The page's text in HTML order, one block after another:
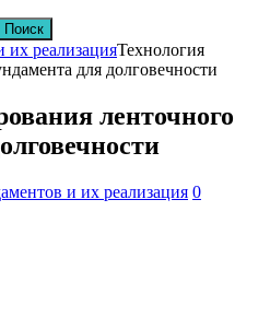
реализацияТехнология
для долговечности
ленточного
и их реализация 0